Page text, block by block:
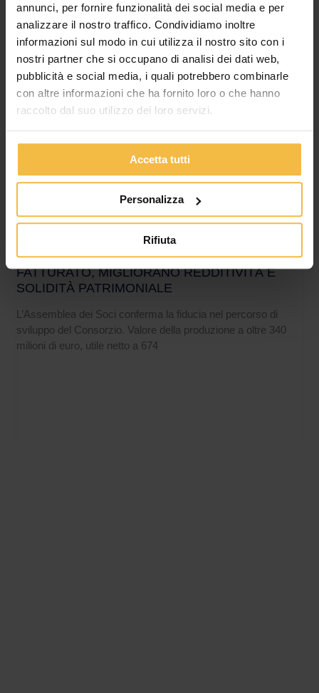
annunci, per fornire funzionalità dei social media e per
analizzare il nostro traffico. Condividiamo inoltre
informazioni sul modo in cui utilizza il nostro sito con i
nostri partner che si occupano di analisi dei dati web,
pubblicità e social media, i quali potrebbero combinarle
con altre informazioni che ha fornito loro o che hanno
raccolto dal suo utilizzo dei loro servizi.
Accetta tutti
Personalizza
Rifiuta
sicurezza per le aziende agricole del territorio In un contesto
agricolo sempre più orientato all’innovazione e alla conformità
IL CONSORZIO AGRARIO DI CREMONA
APPROVA IL BILANCIO 2025: CRESCE IL
FATTURATO, MIGLIORANO REDDITIVITÀ E
SOLIDITÀ PATRIMONIALE
L’Assemblea dei Soci conferma la fiducia nel percorso di
sviluppo del Consorzio. Valore della produzione a oltre 340
milioni di euro, utile netto a 674